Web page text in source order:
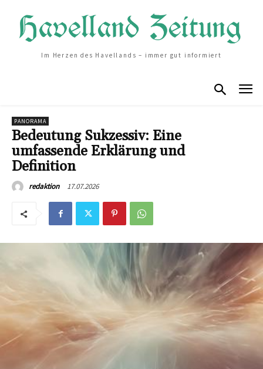
Im Herzen des Havellands – immer gut informiert
PANORAMA
Bedeutung Sukzessiv: Eine
umfassende Erklärung und
Definition
redaktion 17.07.2026